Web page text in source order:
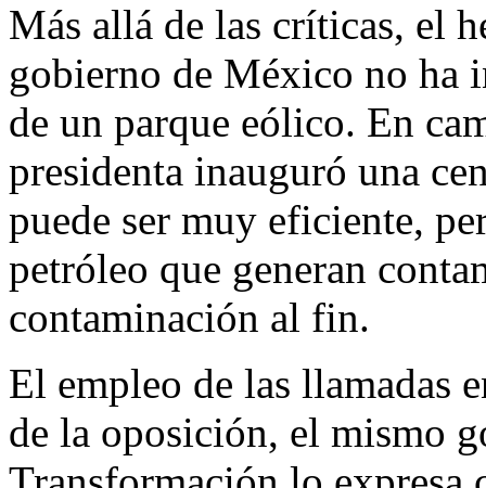
Más allá de las críticas, el
gobierno de México no ha
de un parque eólico. En
presidenta inauguró una
puede ser muy eficiente,
petróleo que generan
contaminación al fin.
El empleo de las llamadas
de la oposición, el mismo